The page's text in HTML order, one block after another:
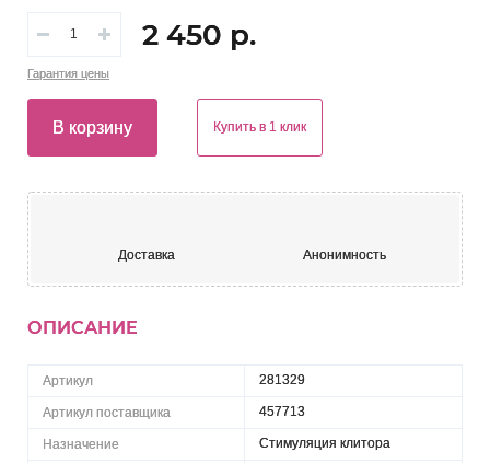
Гарантия цены
2 450 р.
В корзину Купить в 1 клик
Доставка Анонимность
ОПИСАНИЕ
Артикул 281329
Артикул поставщика 457713
Назначение Стимуляция клитора